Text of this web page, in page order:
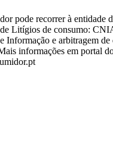
pode recorrer à entidade
Litígios de consumo:
Informação e arbitragem
informações em portal